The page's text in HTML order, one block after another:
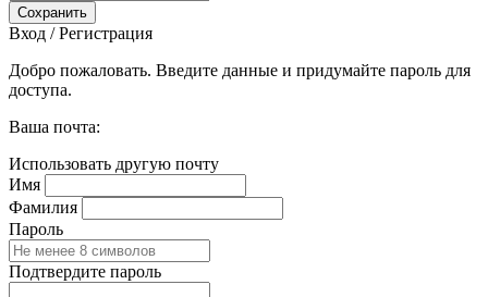
Сохранить
Вход / Регистрация
Добро пожаловать. Введите данные и придумайте пароль для
доступа.
Ваша почта:
Использовать другую почту
Имя
Фамилия
Пароль
Подтвердите пароль